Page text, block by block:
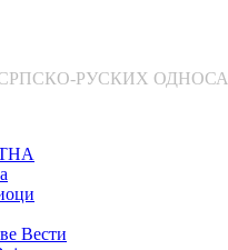
РУСКИХ ОДНОСА
Вести